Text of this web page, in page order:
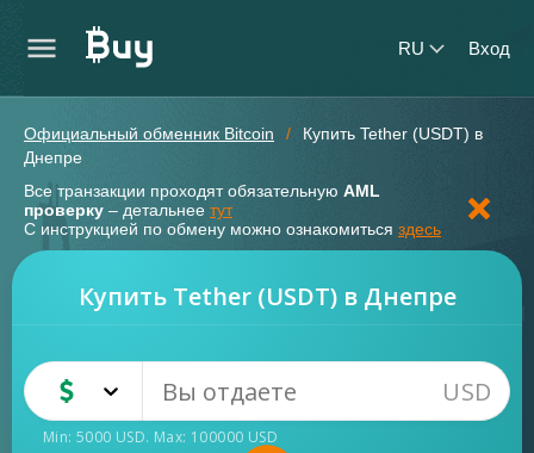
RU Вход
Официальный обменник Bitcoin
Купить Tether (USDT) в
Днепре
Все транзакции проходят обязательную AML
проверку – детальнее тут
С инструкцией по обмену можно ознакомиться здесь
Купить Tether (USDT) в Днепре
Наличные USD USD
Min: 5000 USD. Max: 100000 USD